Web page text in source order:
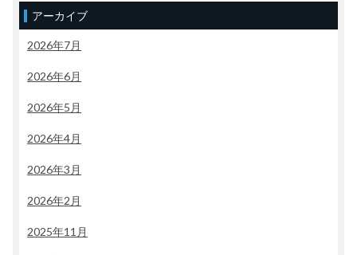
アーカイブ
2026年7月
2026年6月
2026年5月
2026年4月
2026年3月
2026年2月
2025年11月